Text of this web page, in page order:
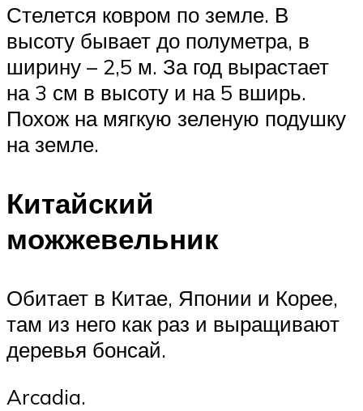
Стелется ковром по земле. В
высоту бывает до полуметра, в
ширину – 2,5 м. За год вырастает
на 3 см в высоту и на 5 вширь.
Похож на мягкую зеленую подушку
на земле.
Китайский
можжевельник
Обитает в Китае, Японии и Корее,
там из него как раз и выращивают
деревья бонсай.
Arcadia.